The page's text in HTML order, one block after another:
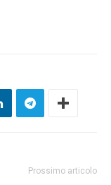
Prossimo articolo